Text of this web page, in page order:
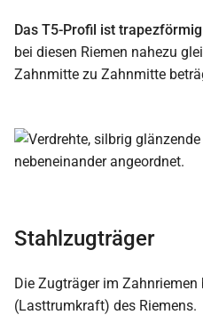
Das T5-Profil ist
bei diesen Riemen nahezu
Zahnmitte zu Zahnmitte
Stahlzugträger
Die Zugträger im
(Lasttrumkraft) des Riemens.